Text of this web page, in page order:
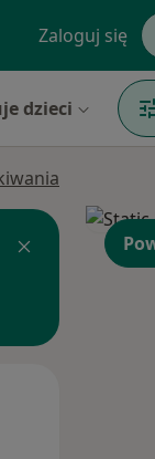
Zaloguj się
dzieci